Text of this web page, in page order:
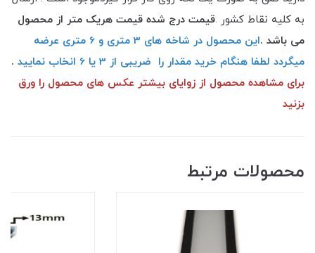
به کلیه نقاط کشور .قیمت درج شده قیمت هریک متر از محصول
می باشد .
این محصول در شاخه های 3 متری و 6 متری عرضه
میگردد لطفا هنگام خرید مقدار را ضریبی از 3 یا 6 انخاب نمایید
.
برای مشاهده محصول از زوایای بیشتر عکس های محصول را ورق
بزنید
محصولات مرتبط